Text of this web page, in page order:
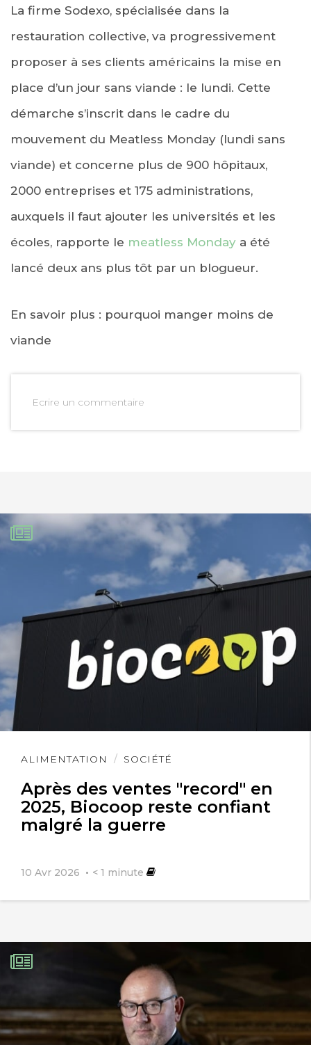
La firme Sodexo, spécialisée dans la
restauration collective, va progressivement
proposer à ses clients américains la mise en
place d’un jour sans viande : le lundi. Cette
démarche s’inscrit dans le cadre du
mouvement du Meatless Monday (lundi sans
viande) et concerne plus de 900 hôpitaux,
2000 entreprises et 175 administrations,
auxquels il faut ajouter les universités et les
écoles, rapporte le meatless Monday a été
lancé deux ans plus tôt par un blogueur.
En savoir plus : pourquoi manger moins de
viande
Ecrire un commentaire
ALIMENTATION SOCIÉTÉ
Après des ventes "record" en
2025, Biocoop reste confiant
malgré la guerre
10 Avr 2026 < 1 minute
Lire